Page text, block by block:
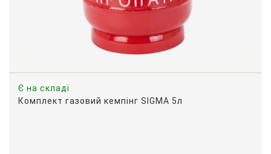
Є на складі
Комплект газовий кемпінг SIGMA 5л